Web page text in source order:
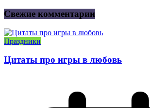
Свежие комментарии
Праздники
Цитаты про игры в любовь